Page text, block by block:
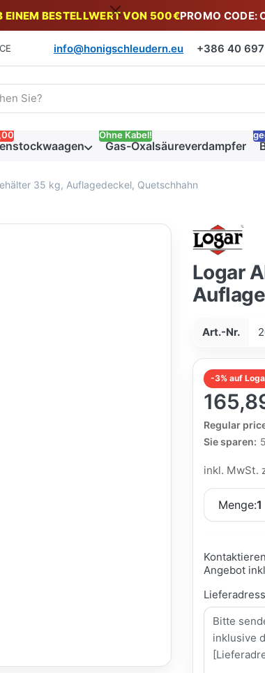
EINEM BESTELLWERT VON 500€PROMO CODE:
info@honigschleudern.eu +386 40 697
ein. Während Sie tippen, erscheinen
Gas-Oxalsäureverdampfer
Ohne Kabel!
35 kg, Auflagedeckel, Quetschhahn
Logar
Art.-Nr.
-3% auf
Regular
The Regular
Sie sparen:
inkl. MwSt.
Menge:1
Angebot